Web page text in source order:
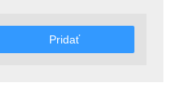
Pridať